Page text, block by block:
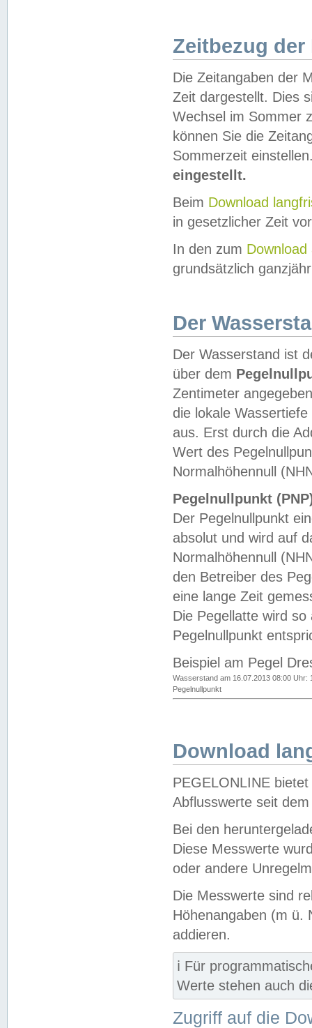
Zeitbezug der
Die Zeitangaben der
Zeit dargestellt. Dies
Wechsel im Sommer
können Sie die
Sommerzeit
eingestellt.
Beim Download
in gesetzlicher Zeit
In den zum Download
grundsätzlich
Der
Der Wasserstand ist
über dem
Zentimeter
die lokale
aus. Erst durch die
Wert des
Normalhöhennull
Pegelnullpunkt
Der Pegelnullpunkt
absolut und wird auf
Normalhöhennull
den Betreiber des
eine lange Zeit
Die Pegellatte wird
Pegelnullpunkt
Beispiel am Pegel
Wasserstand am 16.07.2013 08:00 Uhr:
Pegelnullpunkt
Download
PEGELONLINE
Abflusswerte seit
Bei den
Diese Messwerte
oder andere
Die Messwerte sind
Höhenangaben (m ü.
addieren.
ℹ️ Für
Werte stehen auch
Zugriff auf die